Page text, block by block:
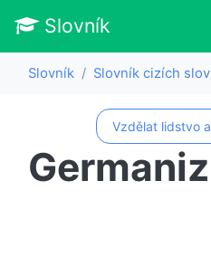
Slovník
Slovník Slovník cizích slov
Vzdělat lidstvo